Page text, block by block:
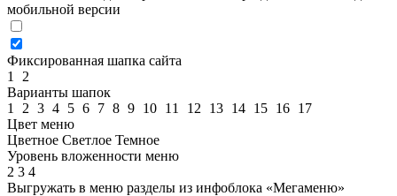
мобильной версии
Фиксированная шапка сайта
1
2
Варианты шапок
1
2 3 4 5 6 7 8 9 10 11 12 13 14 15 16 17
Цвет меню
Цветное Светлое Темное
Уровень вложенности меню
2 3 4
Выгружать в меню разделы из инфоблока «Мегаменю»